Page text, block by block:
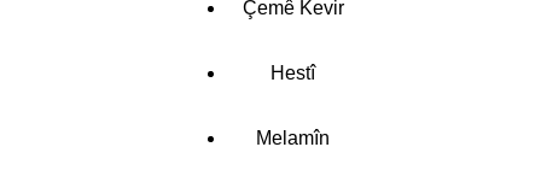
Çemê Kevir
Hestî
Melamîn